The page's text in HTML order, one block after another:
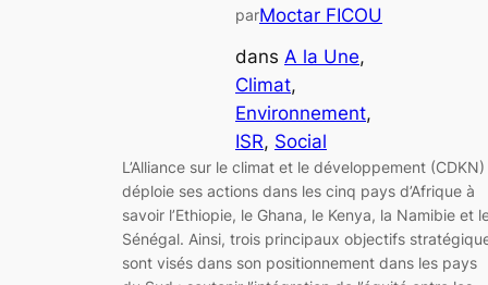
parMoctar FICOU
dans A la Une
Climat
Environnement
ISR, Social
L’Alliance sur le climat et le développement (CDKN)
déploie ses actions dans les cinq pays d’Afrique à
savoir l’Ethiopie, le Ghana, le Kenya, la Namibie et
Sénégal. Ainsi, trois principaux objectifs
sont visés dans son positionnement dans les pays